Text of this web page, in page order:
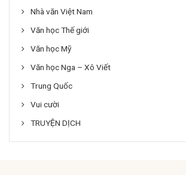
Nhà văn Việt Nam
Văn học Thế giới
Văn học Mỹ
Văn học Nga – Xô Viết
Trung Quốc
Vui cười
TRUYỆN DỊCH